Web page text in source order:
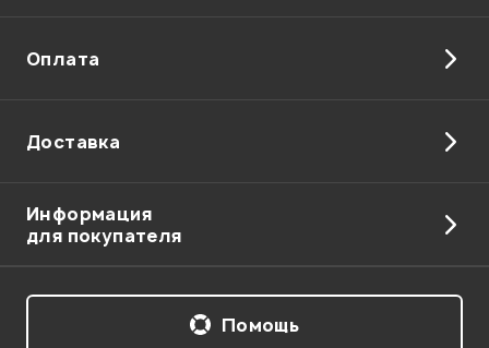
Оплата
Доставка
Информация
для покупателя
Помощь